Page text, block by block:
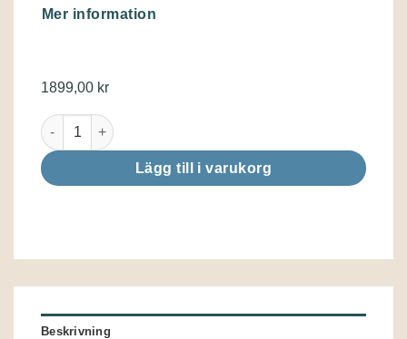
Mer information
1899,00 kr
PoolLab® 1.0 fotometriskt testinstrument mängd
Lägg till i varukorg
Beskrivning